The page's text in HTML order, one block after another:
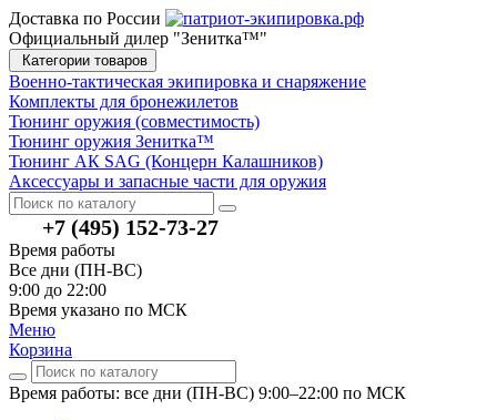
Доставка по России
Официальный дилер "Зенитка™"
Категории товаров
Военно-тактическая экипировка и снаряжение
Комплекты для бронежилетов
Тюнинг оружия (совместимость)
Тюнинг оружия Зенитка™
Тюнинг АК SAG (Концерн Калашников)
Аксессуары и запасные части для оружия
+7 (495) 152-73-27
Время работы
Все дни (ПН-ВС)
9:00 до 22:00
Время указано по МСК
Меню
Корзина
Время работы: все дни (ПН-ВС) 9:00–22:00 по МСК